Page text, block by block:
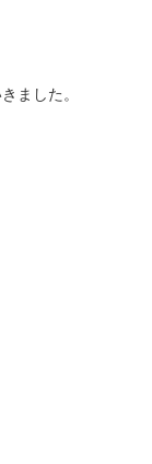
ました。